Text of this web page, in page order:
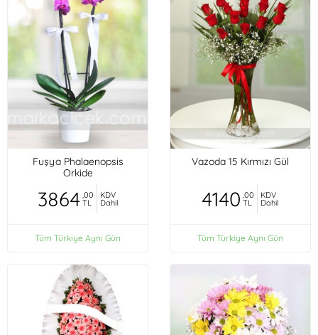
Fuşya Phalaenopsis
Orkide
3864 ,00
TL
KDV
Dahil
Tüm Türkiye Aynı Gün
Vazoda 15 Kırmızı Gül
4140 ,00
TL
KDV
Dahil
Tüm Türkiye Aynı Gün